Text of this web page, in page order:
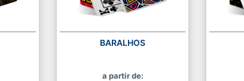
BARALHOS
a partir de: